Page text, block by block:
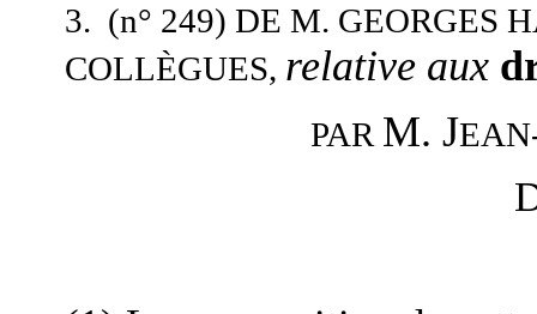
3. (n° 249) DE M. GEORGES
COLLÈGUES, relative aux
PAR M. J